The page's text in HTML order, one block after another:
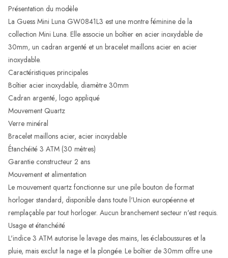
Présentation du modèle
La Guess Mini Luna GW0841L3 est une montre féminine de la
collection Mini Luna. Elle associe un boîtier en acier inoxydable de
30mm, un cadran argenté et un bracelet maillons acier en acier
inoxydable.
Caractéristiques principales
Boîtier acier inoxydable, diamètre 30mm
Cadran argenté, logo appliqué
Mouvement Quartz
Verre minéral
Bracelet maillons acier, acier inoxydable
Étanchéité 3 ATM (30 mètres)
Garantie constructeur 2 ans
Mouvement et alimentation
Le mouvement quartz fonctionne sur une pile bouton de format
horloger standard, disponible dans toute l'Union européenne et
remplaçable par tout horloger. Aucun branchement secteur n'est requis.
Usage et étanchéité
L'indice 3 ATM autorise le lavage des mains, les éclaboussures et la
pluie, mais exclut la nage et la plongée. Le boîtier de 30mm offre une